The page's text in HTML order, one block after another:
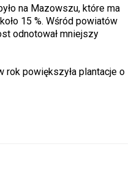
na Mazowszu, które ma
15 %. Wśród powiatów
odnotował mniejszy
rok powiększyła plantacje o